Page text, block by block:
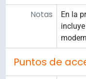
Notas
En la
Puntos de